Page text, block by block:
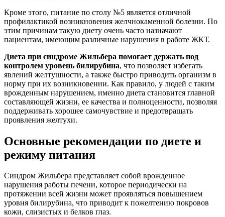
Кроме этого, питание по столу №5 является отличной
профилактикой возникновения желчнокаменной болезни. По
этим причинам такую диету очень часто назначают
пациентам, имеющим различные нарушения в работе ЖКТ.
Диета при синдроме Жильбера помогает держать под
контролем уровень билирубина, что позволяет избегать
явлений желтушности, а также быстро приводить организм в
норму при их возникновении. Как правило, у людей с таким
врожденным нарушением, именно диета становится главной
составляющей жизни, ее качества и полноценности, позволяя
поддерживать хорошее самочувствие и предотвращать
проявления желтухи.
Основные рекомендации по диете и
режиму питания
Синдром Жильбера представляет собой врожденное
нарушения работы печени, которое периодически на
протяжении всей жизни может проявляться повышением
уровня билирубина, что приводит к пожелтению покровов
кожи, слизистых и белков глаз.